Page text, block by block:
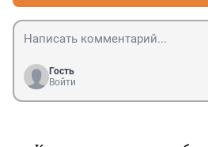
Гость
Войти